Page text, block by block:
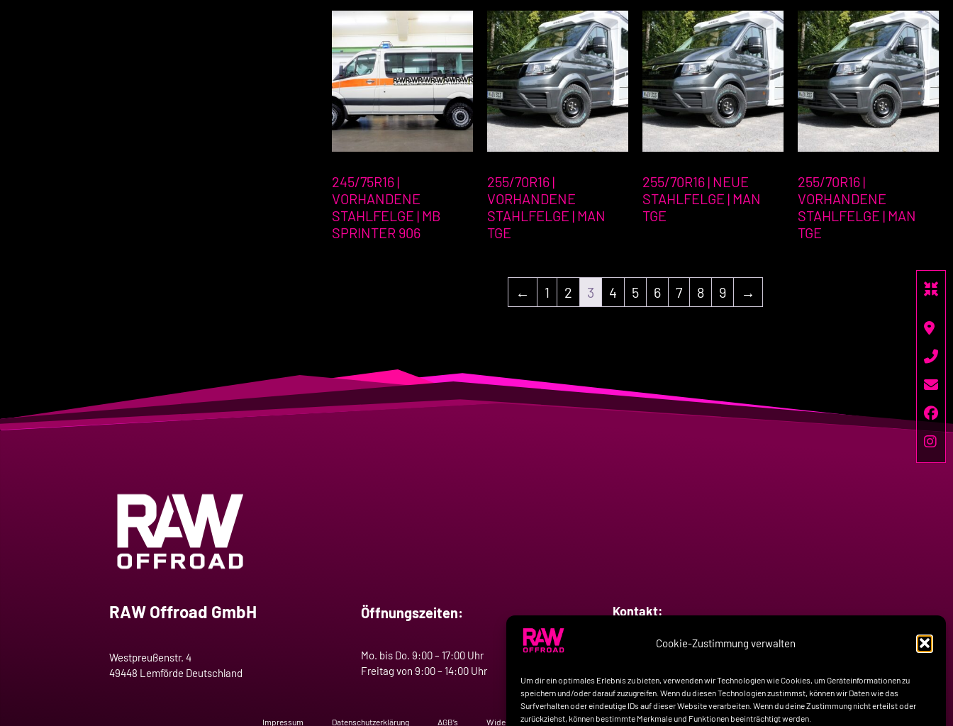
Cookie-Zustimmung verwalten
Um dir ein optimales Erlebnis zu bieten, verwenden wir Technologien wie Cookies, um Geräteinformationen zu
speichern und/oder darauf zuzugreifen. Wenn du diesen Technologien zustimmst, können wir Daten wie das
Surfverhalten oder eindeutige IDs auf dieser Website verarbeiten. Wenn du deine Zustimmung nicht erteilst oder
zurückziehst, können bestimmte Merkmale und Funktionen beeinträchtigt werden.
245/75R16 |
VORHANDENE
STAHLFELGE | MB
SPRINTER 906
255/70R16 |
VORHANDENE
STAHLFELGE | MAN
TGE
255/70R16 | NEUE
STAHLFELGE | MAN
TGE
255/70R16 |
VORHANDENE
STAHLFELGE | MAN
TGE
← 1 2 3 4 5 6 7 8 9 →
RAW Offroad GmbH
Westpreußenstr. 4
49448 Lemförde Deutschland
Öffnungszeiten:
Mo. bis Do. 9:00 – 17:00 Uhr
Freitag von 9:00 – 14:00 Uhr
Kontakt:
Impressum Datenschutzerklärung AGB’s Widerrufsbelehrung Unternehmen Kontakt